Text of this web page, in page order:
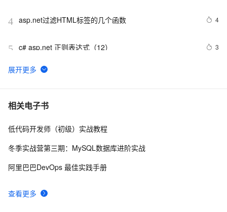
4 asp.net过滤HTML标签的几个函数 4
5 c# asp.net 正则表达式（12） 3
6 ASP.NET中的常见33条编程语句
7 .net framework3.5新特性（1）：var、初始化、匿名类
8 Net设计模式实例之解释器模式（Interpreter Pattern）
相关电子书
查看更多
低代码开发师（初级）实战教程
冬季实战营第三期：MySQL数据库进阶实战
阿里巴巴DevOps 最佳实践手册